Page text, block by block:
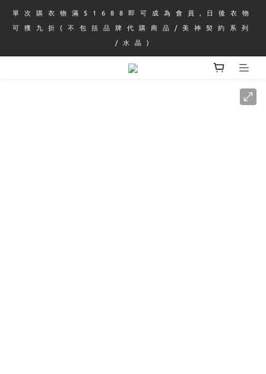
單 次 購 衣 物 滿 $ 1 6 8 8 即 可 成 為 會 員 , 日 後 衣 物
可 獲 九 折 ( 不 包 括 品 牌 代 購 商 品 / 美 神 契 約 系 列
/ 水 晶 )